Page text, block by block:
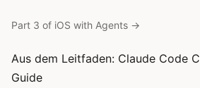
Part 3 of iOS with Agents →
Aus dem Leitfaden: Claude Code
Guide